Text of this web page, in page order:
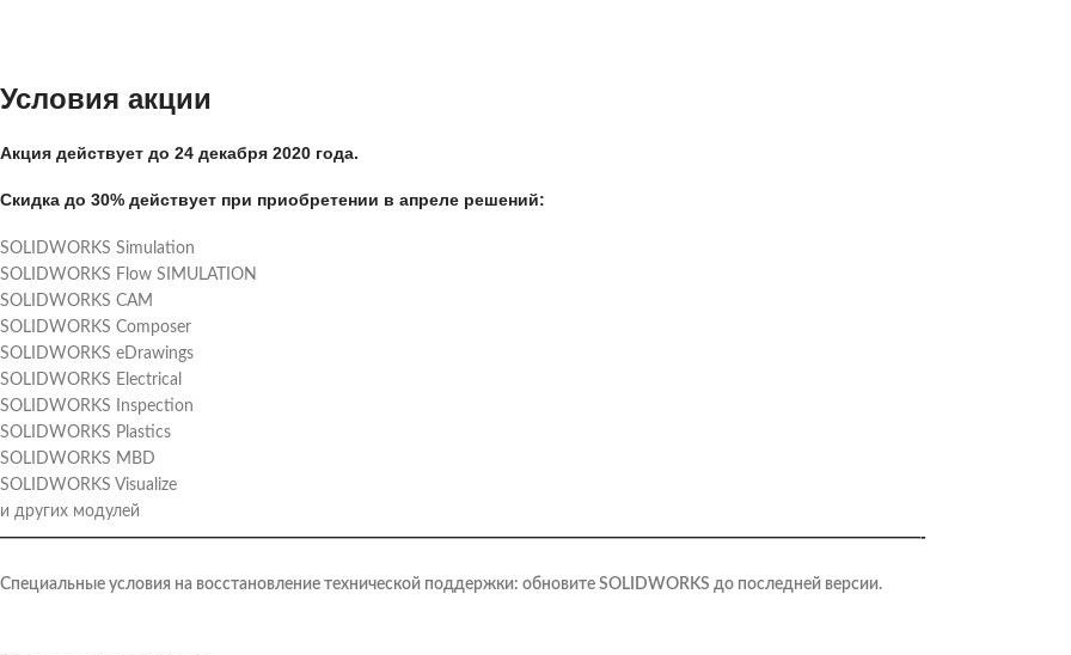
Условия акции
Акция действует до 24 декабря 2020 года.
Скидка до 30% действует при приобретении в апреле решений:
SOLIDWORKS Simulation
SOLIDWORKS Flow SIMULATION
SOLIDWORKS CAM
SOLIDWORKS Composer
SOLIDWORKS eDrawings
SOLIDWORKS Electrical
SOLIDWORKS Inspection
SOLIDWORKS Plastics
SOLIDWORKS MBD
SOLIDWORKS Visualize
и других модулей
———————————————————————————————————————————————————————-
Специальные условия на восстановление технической поддержки: обновите SOLIDWORKS до последней версии.